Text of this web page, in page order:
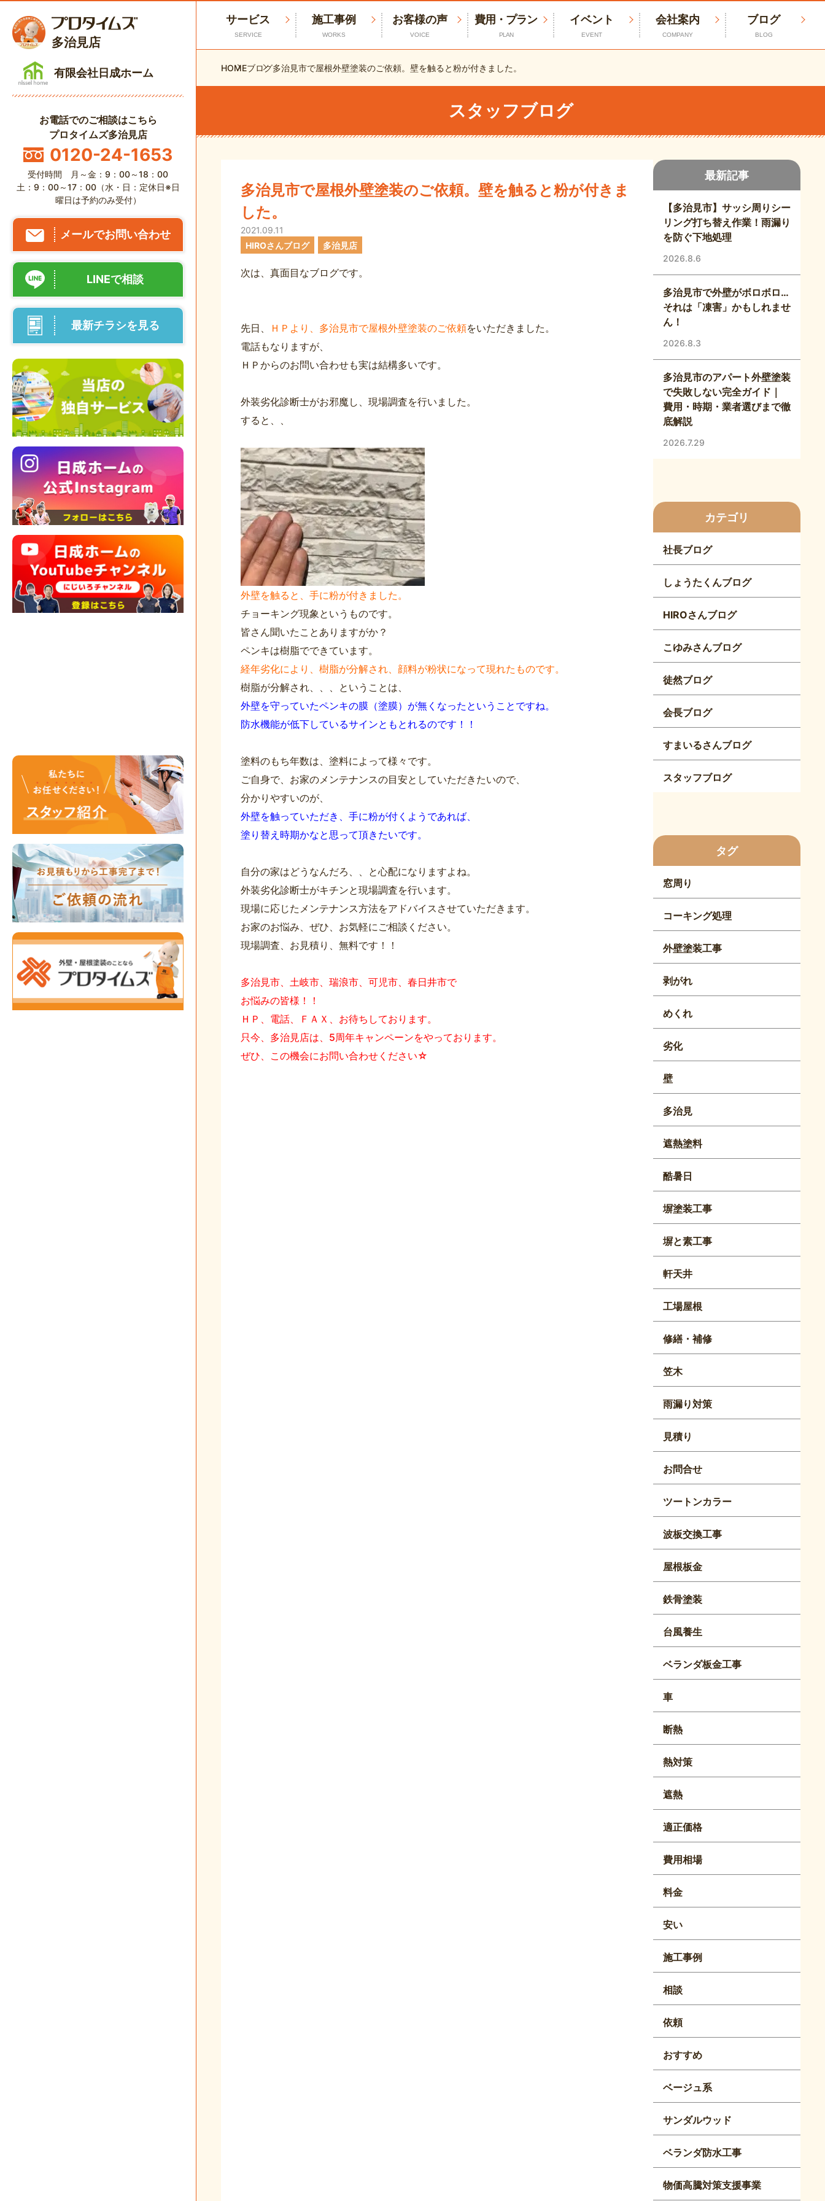
多治見店
有限会社日成ホーム
お電話でのご相談はこちら
プロタイムズ多治見店
0120-24-1653
受付時間 月～金：9：00～18：00
土：9：00～17：00（水・日：定休日※日
曜日は予約のみ受付）
メールでお問い合わせ
LINEで相談
最新チラシを見る
サービス
SERVICE
施工事例
WORKS
お客様の声
VOICE
費用・プラン
PLAN
イベント
EVENT
会社案内
COMPANY
ブログ
BLOG
HOMEブログ多治見市で屋根外壁塗装のご依頼。壁を触ると粉が付きました。
スタッフブログ
多治見市で屋根外壁塗装のご依頼。壁を触ると粉が付きま
した。
2021.09.11
HIROさんブログ
多治見店
次は、真面目なブログです。
先日、 ＨＰより、多治見市で屋根外壁塗装のご依頼をいただきました。
電話もなりますが、
ＨＰからのお問い合わせも実は結構多いです。
外装劣化診断士がお邪魔し、現場調査を行いました。
すると、、
外壁を触ると、手に粉が付きました。
チョーキング現象というものです。
皆さん聞いたことありますがか？
ペンキは樹脂でできています。
経年劣化により、樹脂が分解され、顔料が粉状になって現れたものです。
樹脂が分解され、、、ということは、
外壁を守っていたペンキの膜（塗膜）が無くなったということですね。
防水機能が低下しているサインともとれるのです！！
塗料のもち年数は、塗料によって様々です。
ご自身で、お家のメンテナンスの目安としていただきたいので、
分かりやすいのが、
外壁を触っていただき、手に粉が付くようであれば、
塗り替え時期かなと思って頂きたいです。
自分の家はどうなんだろ、、と心配になりますよね。
外装劣化診断士がキチンと現場調査を行います。
現場に応じたメンテナンス方法をアドバイスさせていただきます。
お家のお悩み、ぜひ、お気軽にご相談ください。
現場調査、お見積り、無料です！！
多治見市、土岐市、瑞浪市、可児市、春日井市で
お悩みの皆様！！
ＨＰ、電話、ＦＡＸ、お待ちしております。
只今、多治見店は、5周年キャンペーンをやっております。
ぜひ、この機会にお問い合わせください☆
最新記事
【多治見市】サッシ周りシー
リング打ち替え作業！雨漏り
を防ぐ下地処理
2026.8.6
多治見市で外壁がボロボロ…
それは「凍害」かもしれませ
ん！
2026.8.3
多治見市のアパート外壁塗装
で失敗しない完全ガイド｜
費用・時期・業者選びまで徹
底解説
2026.7.29
カテゴリ
社長ブログ
しょうたくんブログ
HIROさんブログ
こゆみさんブログ
徒然ブログ
会長ブログ
すまいるさんブログ
スタッフブログ
タグ
窓周り
コーキング処理
外壁塗装工事
剥がれ
めくれ
劣化
壁
多治見
遮熱塗料
酷暑日
塀塗装工事
塀と素工事
軒天井
工場屋根
修繕・補修
笠木
雨漏り対策
見積り
お問合せ
ツートンカラー
波板交換工事
屋根板金
鉄骨塗装
台風養生
ベランダ板金工事
車
断熱
熱対策
遮熱
適正価格
費用相場
料金
安い
施工事例
相談
依頼
おすすめ
ベージュ系
サンダルウッド
ベランダ防水工事
物価高騰対策支援事業